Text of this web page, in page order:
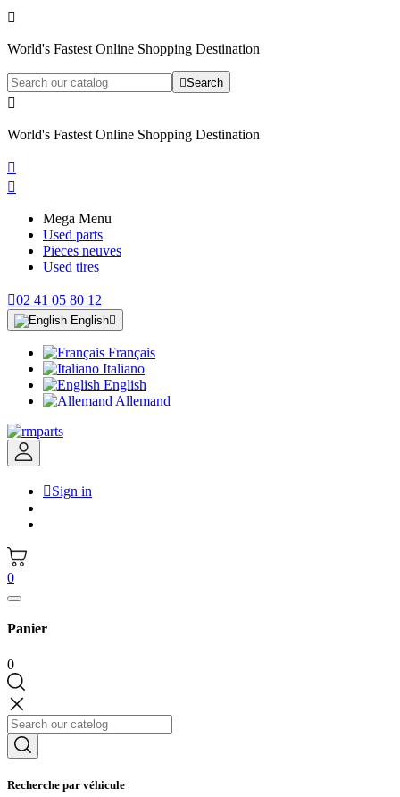

World's Fastest Online Shopping Destination
Search

World's Fastest Online Shopping Destination


Mega Menu
Used parts
Pieces neuves
Used tires
02 41 05 80 12
English
Français
Italiano
English
Allemand
Sign in
0
Panier
0
Recherche par véhicule